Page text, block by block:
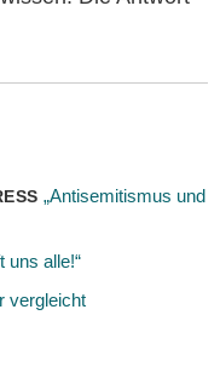
„Antisemitismus und
uns alle!“
vergleicht